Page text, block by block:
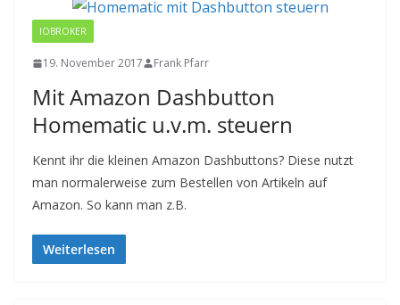
IOBROKER
19. November 2017 Frank Pfarr
Mit Amazon Dashbutton
Homematic u.v.m. steuern
Kennt ihr die kleinen Amazon Dashbuttons? Diese nutzt
man normalerweise zum Bestellen von Artikeln auf
Amazon. So kann man z.B.
Weiterlesen